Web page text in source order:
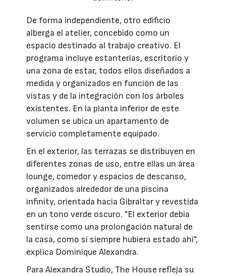
De forma independiente, otro edificio
alberga el atelier, concebido como un
espacio destinado al trabajo creativo. El
programa incluye estanterías, escritorio y
una zona de estar, todos ellos diseñados a
medida y organizados en función de las
vistas y de la integración con los árboles
existentes. En la planta inferior de este
volumen se ubica un apartamento de
servicio completamente equipado.
En el exterior, las terrazas se distribuyen en
diferentes zonas de uso, entre ellas un área
lounge, comedor y espacios de descanso,
organizados alrededor de una piscina
infinity, orientada hacia Gibraltar y revestida
en un tono verde oscuro. "El exterior debía
sentirse como una prolongación natural de
la casa, como si siempre hubiera estado ahí",
explica Dominique Alexandra.
Para Alexandra Studio, The House refleja su